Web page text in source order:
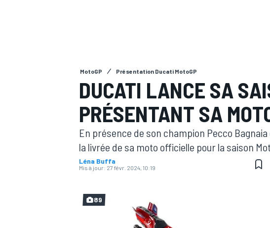
MOTOGP
MotoGP Présentation Ducati MotoGP
DUCATI LANCE SA
PRÉSENTANT SA
En présence de son champion Pecco
la livrée de sa moto officielle pour la saison
Léna Buffa
Mis à jour: 27 févr. 2024, 10:19
89